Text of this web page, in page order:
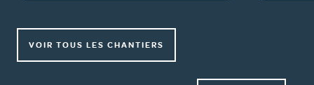
VOIR TOUS LES CHANTIERS